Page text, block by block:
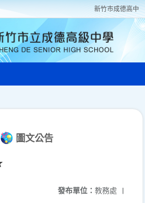
新竹巿成德高中
圖文公告
發布單位： 教務處 |